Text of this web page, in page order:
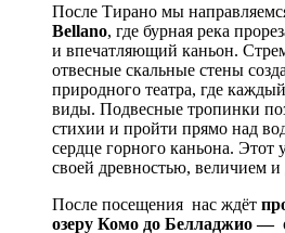
После Тирано мы
Bellano, где бурная река
и впечатляющий каньон.
отвесные скальные стены
природного театра, где
виды. Подвесные тропинки
стихии и пройти прямо над
сердце горного каньона.
своей древностью, величием и
После посещения нас ждёт
озеру Комо до Белладжио —